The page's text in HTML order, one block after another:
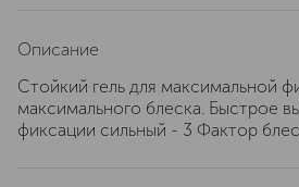
Описание
Стойкий гель для максимальной
максимального блеска. Быстрое
фиксации сильный - 3 Фактор